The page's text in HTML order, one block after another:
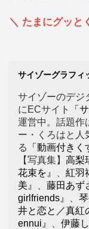
＼ たまにグッと
サイゾーグラフィ
サイゾーのデジ
にECサイト
「
運営中。話題作
ー・くろはと人
る
「動画付きく
【写真集】 高梨
花束を』
紅羽
美』
藤田あず
girlfriends』
井と恋と／真紅
ennui』
伊藤